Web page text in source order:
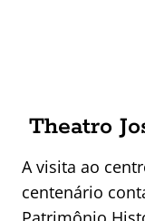
Theatro
A visita ao
centenário